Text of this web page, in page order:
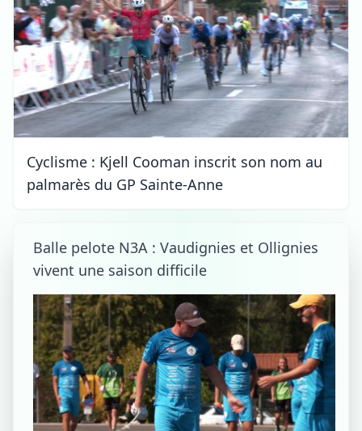
Cyclisme : Kjell Cooman inscrit son nom au
palmarès du GP Sainte-Anne
Balle pelote N3A : Vaudignies et Ollignies
vivent une saison difficile